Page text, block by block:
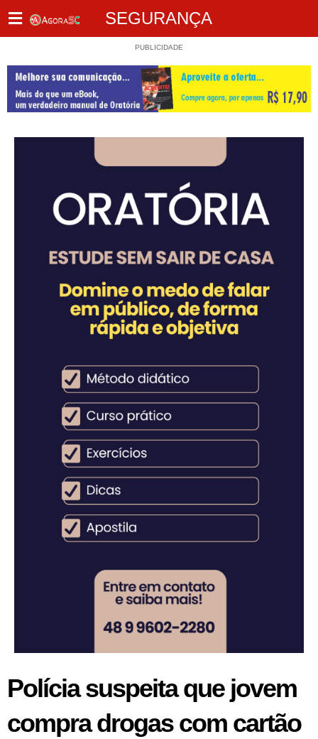
SEGURANÇA
PUBLICIDADE
Polícia suspeita que jovem
compra drogas com cartão